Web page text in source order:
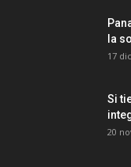
la
17
Si
20